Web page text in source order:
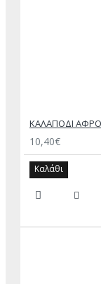
10,40€
Καλάθι